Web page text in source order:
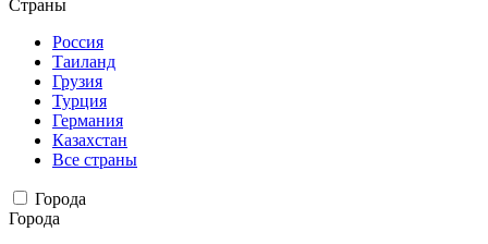
Страны
Россия
Таиланд
Грузия
Турция
Германия
Казахстан
Все страны
Города
Города